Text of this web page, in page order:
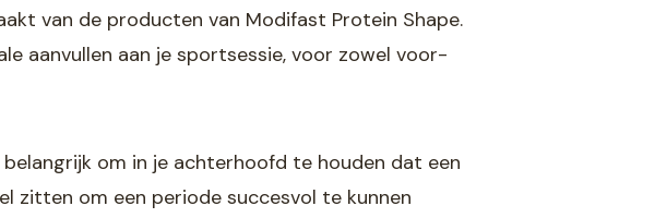
van de producten van Modifast Protein Shape.
aanvullen aan je sportsessie, voor zowel voor-
om in je achterhoofd te houden dat een
zitten om een periode succesvol te kunnen